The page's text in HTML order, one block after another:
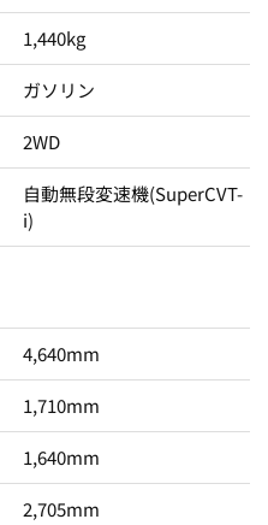
1,440kg
ガソリン
2WD
自動無段変速機(SuperCVT-
i)
4,640mm
1,710mm
1,640mm
2,705mm